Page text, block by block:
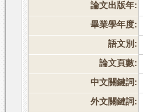
論文出版年:
畢業學年度:
語文別:
論文頁數:
中文關鍵詞:
外文關鍵詞: